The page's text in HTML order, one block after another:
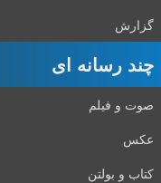
گزارش
چند رسانه ای
صوت و فیلم
عکس
کتاب و بولتن